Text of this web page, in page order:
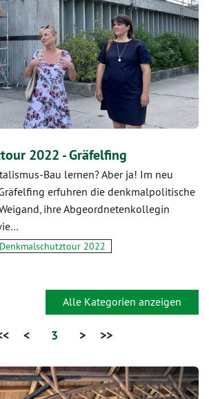
2022 - Gräfelfing
Bau lernen? Aber ja! Im neu
erfuhren die denkmalpolitische
ihre Abgeordnetenkollegin
Denkmalschutztour 2022
Alle Kategorien anzeigen
< 3 > >>